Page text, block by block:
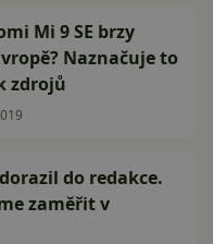
Mi 9 SE brzy
Naznačuje to
zdrojů
do redakce.
zaměřit v